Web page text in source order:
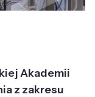
Akademii
z zakresu